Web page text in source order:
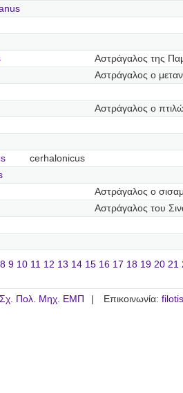
Αστράγαλος της
Αστράγαλος ο
Αστράγαλος ο
cerhalonicus
Αστράγαλος ο
Αστράγαλος του
8 9 10 11 12 13 14 15 16 17 18 19 20 21
Σχ. Πολ. Μηχ. ΕΜΠ Επικοινωνία: